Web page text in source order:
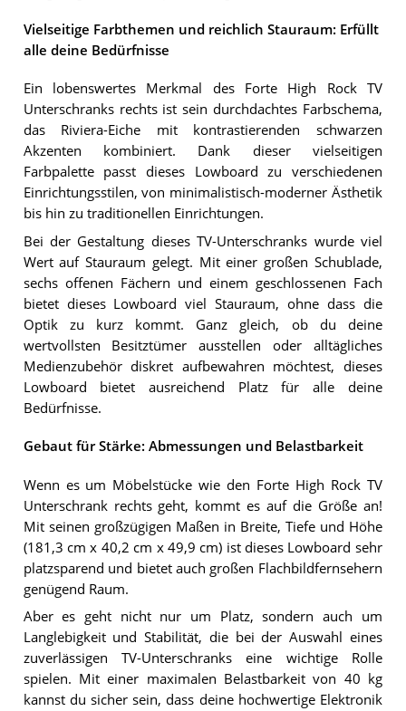
Vielseitige Farbthemen und reichlich Stauraum: Erfüllt
alle deine Bedürfnisse
Ein lobenswertes Merkmal des Forte High Rock TV
Unterschranks rechts ist sein durchdachtes Farbschema,
das Riviera-Eiche mit kontrastierenden schwarzen
Akzenten kombiniert. Dank dieser vielseitigen
Farbpalette passt dieses Lowboard zu verschiedenen
Einrichtungsstilen, von minimalistisch-moderner Ästhetik
bis hin zu traditionellen Einrichtungen.
Bei der Gestaltung dieses TV-Unterschranks wurde viel
Wert auf Stauraum gelegt. Mit einer großen Schublade,
sechs offenen Fächern und einem geschlossenen Fach
bietet dieses Lowboard viel Stauraum, ohne dass die
Optik zu kurz kommt. Ganz gleich, ob du deine
wertvollsten Besitztümer ausstellen oder alltägliches
Medienzubehör diskret aufbewahren möchtest, dieses
Lowboard bietet ausreichend Platz für alle deine
Bedürfnisse.
Gebaut für Stärke: Abmessungen und Belastbarkeit
Wenn es um Möbelstücke wie den Forte High Rock TV
Unterschrank rechts geht, kommt es auf die Größe an!
Mit seinen großzügigen Maßen in Breite, Tiefe und Höhe
(181,3 cm x 40,2 cm x 49,9 cm) ist dieses Lowboard sehr
platzsparend und bietet auch großen Flachbildfernsehern
genügend Raum.
Aber es geht nicht nur um Platz, sondern auch um
Langlebigkeit und Stabilität, die bei der Auswahl eines
zuverlässigen TV-Unterschranks eine wichtige Rolle
spielen. Mit einer maximalen Belastbarkeit von 40 kg
kannst du sicher sein, dass deine hochwertige Elektronik